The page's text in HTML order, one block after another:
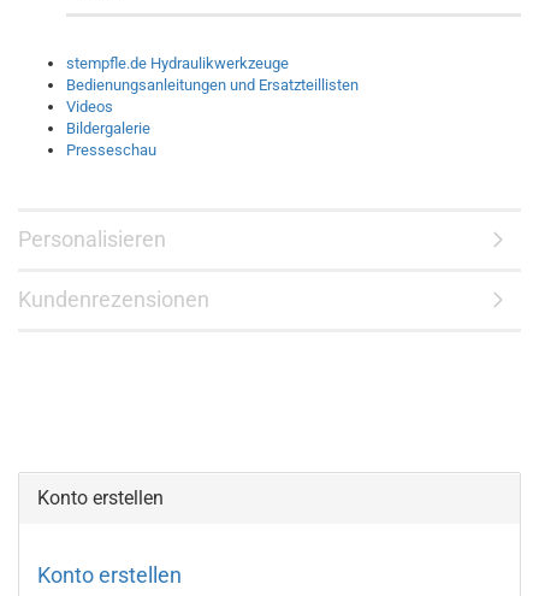
stempfle.de Hydraulikwerkzeuge
Bedienungsanleitungen und Ersatzteillisten
Videos
Bildergalerie
Presseschau
Personalisieren
Kundenrezensionen
Konto erstellen
Konto erstellen